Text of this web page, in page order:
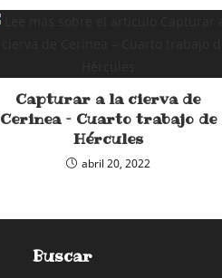
Capturar a la cierva de
Cerinea – Cuarto trabajo de
Hércules
abril 20, 2022
Buscar